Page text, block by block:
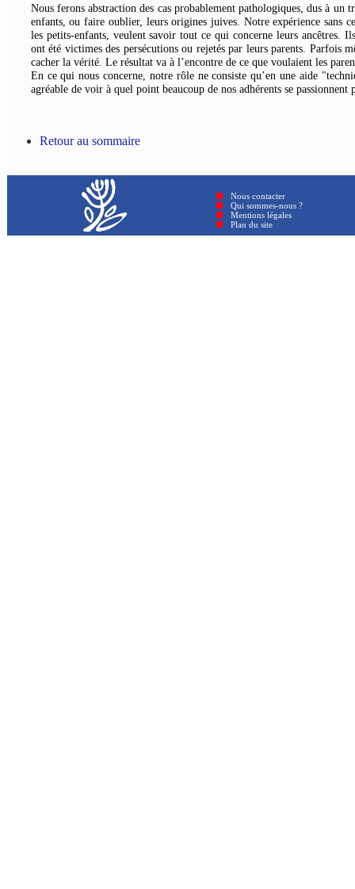
Nous ferons abstraction des cas probablement pathologiques, dus à
enfants, ou faire oublier, leurs origines juives. Notre expérience sans
les petits-enfants, veulent savoir tout ce qui concerne leurs ancêtres.
ont été victimes des persécutions ou rejetés par leurs parents. Parfois
cacher la vérité. Le résultat va à l’encontre de ce que voulaient les
En ce qui nous concerne, notre rôle ne consiste qu’en une aide
agréable de voir à quel point beaucoup de nos adhérents se passionnent
Retour au sommaire
Nous contacter
Qui sommes-nous ?
Mentions légales
Plan du site © GenAmi